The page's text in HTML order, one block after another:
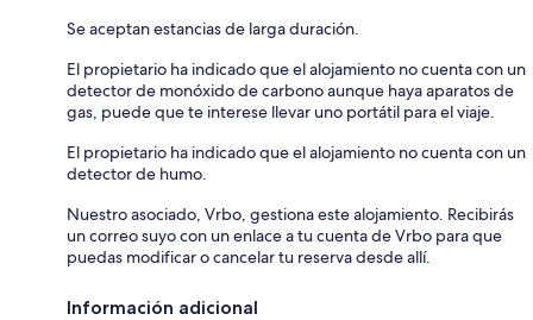
Se aceptan estancias de larga duración.
El propietario ha indicado que el alojamiento no cuenta con un
detector de monóxido de carbono aunque haya aparatos de
gas, puede que te interese llevar uno portátil para el viaje.
El propietario ha indicado que el alojamiento no cuenta con un
detector de humo.
Nuestro asociado, Vrbo, gestiona este alojamiento. Recibirás
un correo suyo con un enlace a tu cuenta de Vrbo para que
puedas modificar o cancelar tu reserva desde allí.
Información adicional